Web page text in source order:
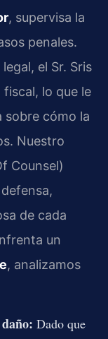
, supervisa la
penales.
el Sr. Sris
lo que le
sobre cómo la
Nuestro
Counsel)
de cada
un
, analizamos
Dado que